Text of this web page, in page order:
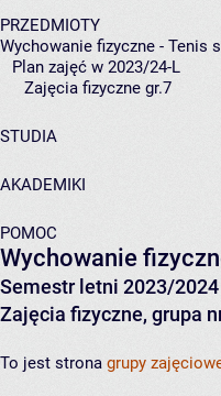
PRZEDMIOTY
Wychowanie fizyczne - Tenis
Plan zajęć w 2023/24-L
Zajęcia fizyczne gr.7
STUDIA
AKADEMIKI
POMOC
Wychowanie
Semestr letni 2023/2024
Zajęcia fizyczne, grupa
To jest strona grupy